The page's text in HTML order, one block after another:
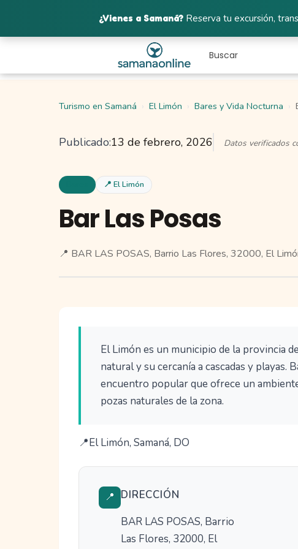
Turismo en Samaná El Limón Bares y Vida Nocturna
Publicado:13 de febrero, 2026 Datos verificados
📍 El Limón
Bar Las Posas
📍 BAR LAS POSAS, Barrio Las Flores, 32000, El
El Limón es un municipio de la provincia
natural y su cercanía a cascadas y playas.
encuentro popular que ofrece un
pozas naturales de la zona.
El Limón, Samaná, DO
📍 DIRECCIÓN
BAR LAS POSAS, Barrio
Las Flores, 32000, El
¿Vienes a Samaná?Reserva tu excursión,